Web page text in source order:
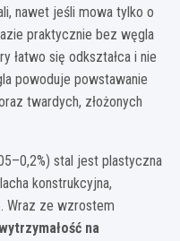
nawet jeśli mowa tylko o
praktycznie bez węgla
łatwo się odkształca i nie
powoduje powstawanie
twardych, złożonych
stal jest plastyczna
konstrukcyjna,
Wraz ze wzrostem
na